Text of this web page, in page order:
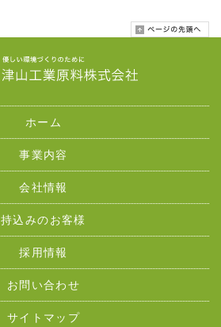
ホーム
事業内容
会社情報
持込みのお客様
採用情報
お問い合わせ
サイトマップ